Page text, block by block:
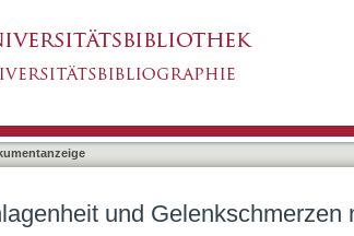
und Gelenkschmerzen